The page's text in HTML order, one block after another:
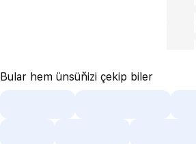
Bular hem ünsüňizi çekip biler